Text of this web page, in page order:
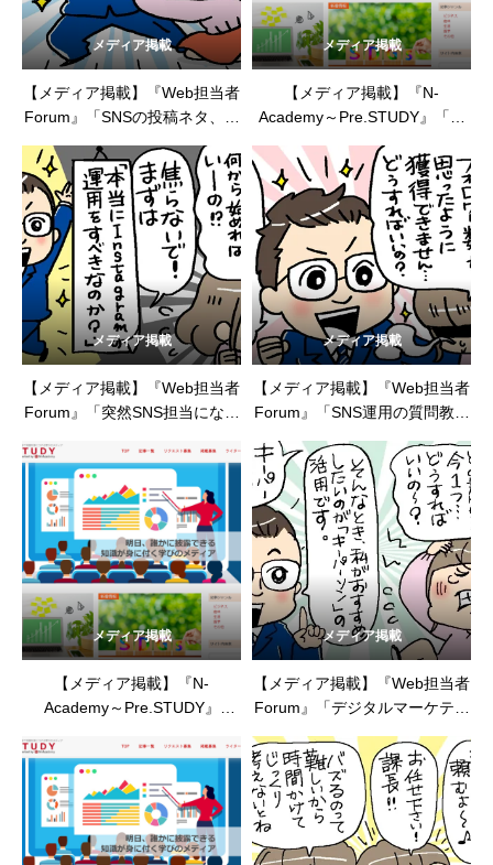
メディア掲載
【メディア掲載】『Web担当者
Forum』「SNSの投稿ネタ、も
さないためには、どうすればい
いですか？」（2024年4月24
日）
メディア掲載
【メディア掲載】『N-
Academy～Pre.STUDY』「Ｓ
れる？驚きのＳＮＳ活用法と
は」（2024年4月4日）
メディア掲載
【メディア掲載】『Web担当者
Forum』「突然SNS担当になり
カウントはありますが、何から
始めればいいですか？」
（2024年3月12日）
メディア掲載
【メディア掲載】『Web担当者
Forum』「SNS運用の質問教室
獲得できません……どうすれば
いいの？」（2024年2月14日）
メディア掲載
【メディア掲載】『N-
Academy～Pre.STUDY』
「X更新」のコラボが売上
120％をつくった」（2024年1
月11日）
メディア掲載
【メディア掲載】『Web担当者
Forum』「デジタルマーケティ
（2023年12月20日）